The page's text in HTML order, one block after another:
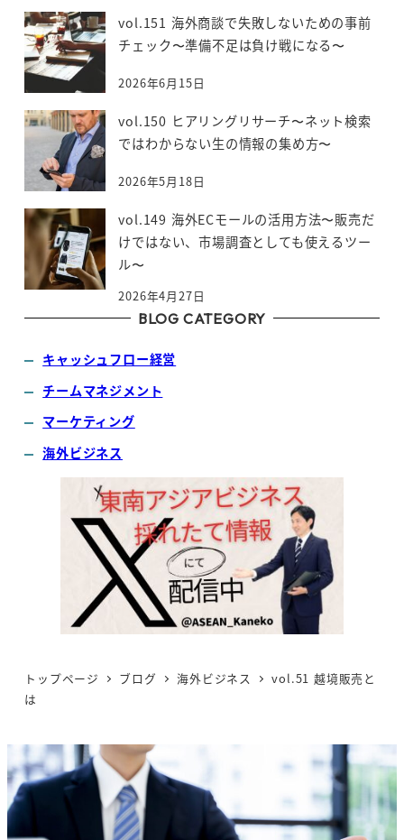
vol.151 海外商談で失敗しないための事前
チェック〜準備不足は負け戦になる〜
2026年6月15日
vol.150 ヒアリングリサーチ〜ネット検索
ではわからない生の情報の集め方〜
2026年5月18日
vol.149 海外ECモールの活用方法〜販売だ
けではない、市場調査としても使えるツー
ル〜
2026年4月27日
BLOG CATEGORY
キャッシュフロー経営
チームマネジメント
マーケティング
海外ビジネス
トップページ ブログ 海外ビジネス
vol.51 越境販売と
は